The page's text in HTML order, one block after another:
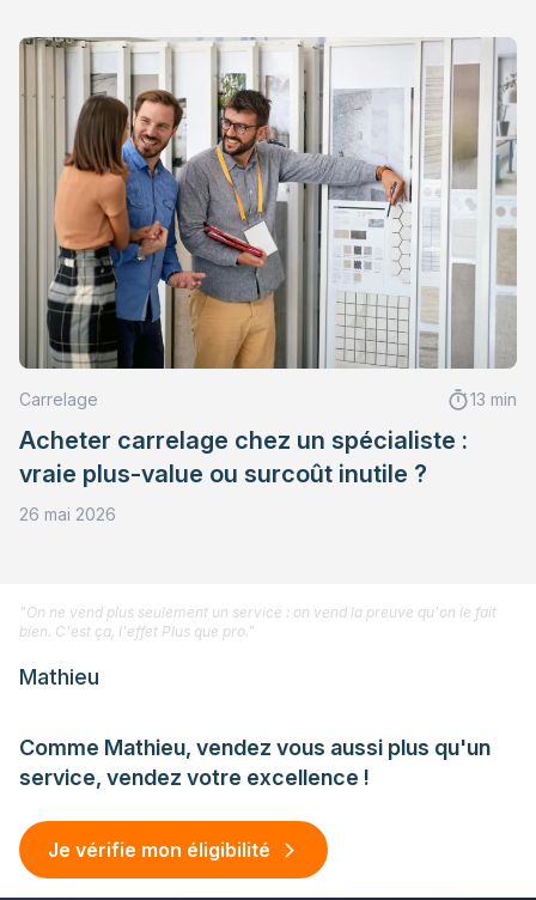
Carrelage 13 min
Acheter carrelage chez un spécialiste :
vraie plus-value ou surcoût inutile ?
26 mai 2026
Comme Mathieu, vendez vous aussi plus qu'un
service, vendez votre excellence !
Je vérifie mon éligibilité
"On ne vend plus seulement un service : on vend la preuve qu'on le fait
bien. C'est ça, l'effet Plus que pro."
Mathieu